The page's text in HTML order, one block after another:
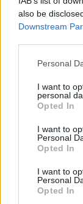
also be
Downstream
Please note
not limited to
grant or deny
use your data
consent section.
Personal
I want to
personal
Opted In
I want to
Personal
Opted In
I want to
Personal
Opted In
quelle
a essere
e propri
possa unire
ama il rock
tendenze pop?
Invitiamo
non è solo un
sentire e